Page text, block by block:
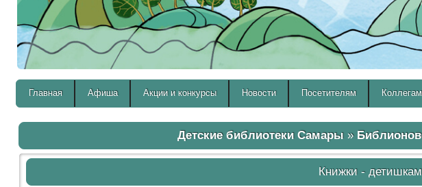
Главная Афиша Акции и конкурсы Новости Посетителям Коллегам
Детские библиотеки Самары»
Книжки - детишкам